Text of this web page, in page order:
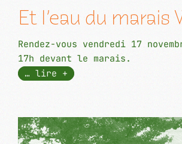
Et l’eau du marais
Rendez-vous vendredi 17
17h devant le marais.
… lire +